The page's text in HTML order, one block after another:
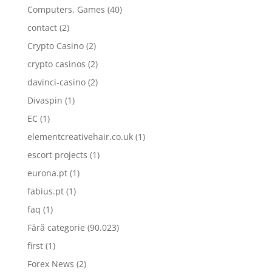
Computers, Games (40)
contact(2)
Crypto Casino(2)
crypto casinos (2)
davinci-casino(2)
Divaspin (1)
EC (1)
elementcreativehair.co.uk(1)
escort projects (1)
eurona.pt(1)
fabius.pt(1)
faq (1)
Fără categorie (90.023)
first(1)
Forex News (2)